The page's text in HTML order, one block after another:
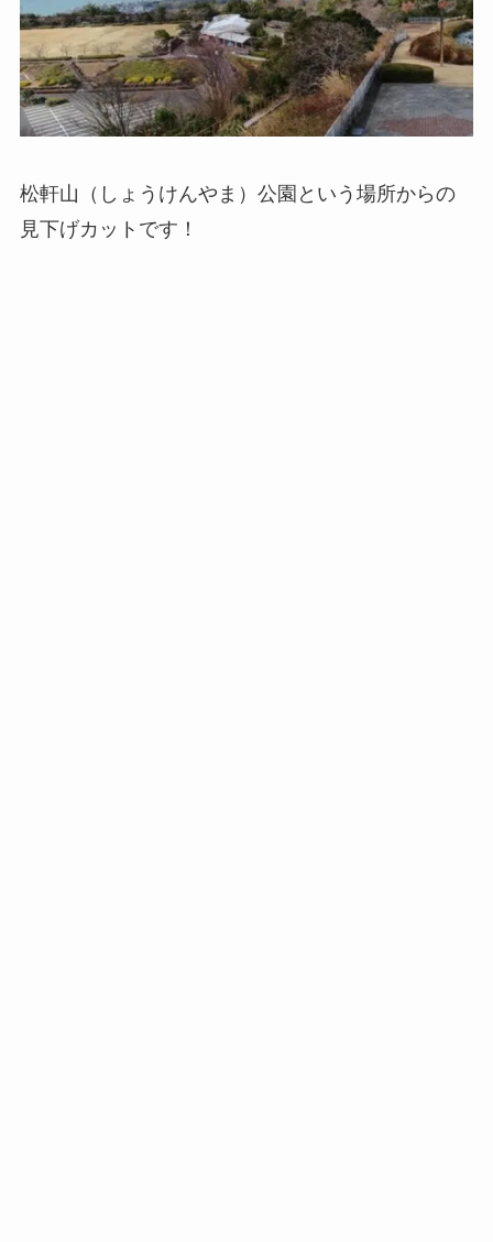
松軒山（しょうけんやま）公園という場所からの
見下げカットです！